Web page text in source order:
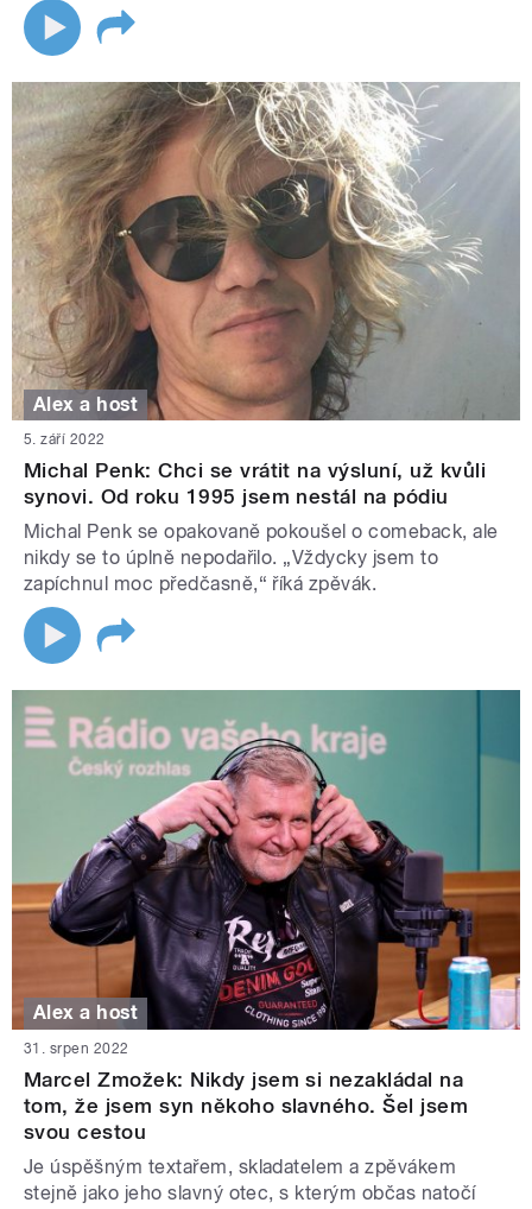
Alex a host
5. září 2022
Michal Penk: Chci se vrátit na výsluní, už kvůli
synovi. Od roku 1995 jsem nestál na pódiu
Michal Penk se opakovaně pokoušel o comeback, ale
nikdy se to úplně nepodařilo. „Vždycky jsem to
zapíchnul moc předčasně,“ říká zpěvák.
Alex a host
31. srpen 2022
Marcel Zmožek: Nikdy jsem si nezakládal na
tom, že jsem syn někoho slavného. Šel jsem
svou cestou
Je úspěšným textařem, skladatelem a zpěvákem
stejně jako jeho slavný otec, s kterým občas natočí